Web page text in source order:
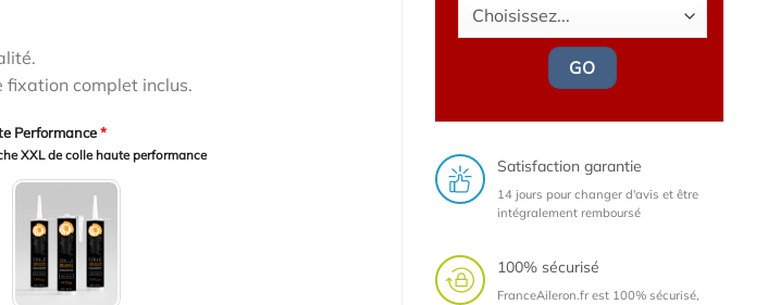
GO
Satisfaction garantie
14 jours pour changer d'avis et être
intégralement remboursé
100% sécurisé
FranceAileron.fr est 100% sécurisé,
fixation complet inclus.
Performance*
XXL de colle haute performance